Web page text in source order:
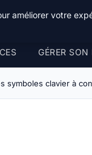
GÉRER SON
symboles clavier à
améliorer votre